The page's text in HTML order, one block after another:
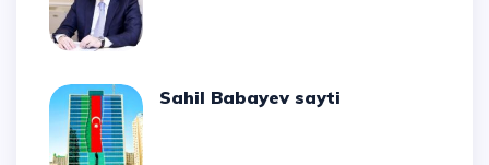
Sahil Babayev sayti